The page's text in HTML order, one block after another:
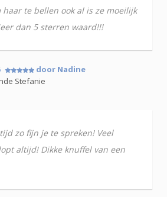
haar te bellen ook al is ze moeilijk
dan 5 sterren waard!!!
door Nadine
Stefanie
zo fijn je te spreken! Veel
altijd! Dikke knuffel van een